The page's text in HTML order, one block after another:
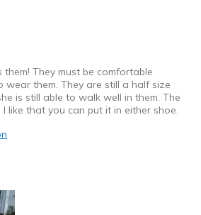
them! They must be comfortable
wear them. They are still a half size
is still able to walk well in them. The
like that you can put it in either shoe.